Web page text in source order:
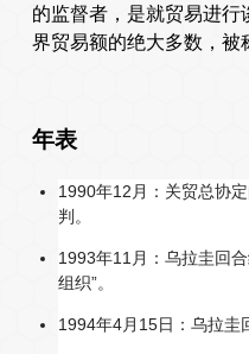
的监督者，是就贸易进
界贸易额的绝大多数，被
年表
1990年12月：关贸总协
判。
1993年11月：乌拉圭回
组织”。
1994年4月15日：乌拉圭